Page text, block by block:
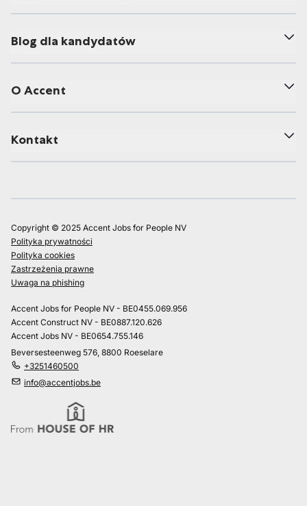
Blog dla kandydatów
O Accent
Kontakt
Copyright © 2025 Accent Jobs for People NV
Polityka prywatności
Polityka cookies
Zastrzeżenia prawne
Uwaga na phishing
Accent Jobs for People NV - BE0455.069.956
Accent Construct NV - BE0887.120.626
Accent Jobs NV - BE0654.755.146
Beversesteenweg 576, 8800 Roeselare
+3251460500
info@accentjobs.be